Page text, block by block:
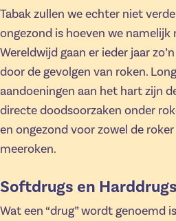
Tabak zullen we echter niet
ongezond is hoeven we
Wereldwijd gaan er ieder jaar
door de gevolgen van roken.
aandoeningen aan het hart zijn
directe doodsoorzaken onder
en ongezond voor zowel de
meeroken.
Softdrugs en
Wat een “drug” wordt genoemd